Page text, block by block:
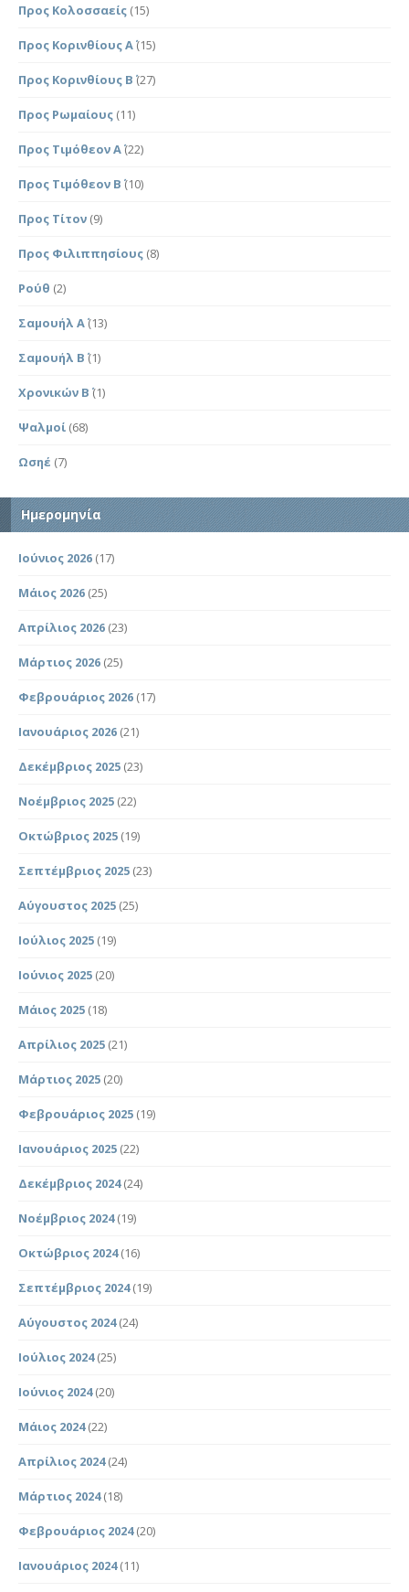
Προς Κολοσσαείς (15)
Προς Κορινθίους Α΄(15)
Προς Κορινθίους Β΄ (27)
Προς Ρωμαίους (11)
Προς Τιμόθεον Α΄(22)
Προς Τιμόθεον Β΄ (10)
Προς Τίτον (9)
Προς Φιλιππησίους (8)
Ρούθ (2)
Σαμουήλ Α΄(13)
Σαμουήλ Β΄ (1)
Χρονικών Β΄ (1)
Ψαλμοί (68)
Ωσηέ (7)
Ημερομηνία
Ιούνιος 2026 (17)
Μάιος 2026 (25)
Απρίλιος 2026 (23)
Μάρτιος 2026 (25)
Φεβρουάριος 2026 (17)
Ιανουάριος 2026 (21)
Δεκέμβριος 2025 (23)
Νοέμβριος 2025 (22)
Οκτώβριος 2025 (19)
Σεπτέμβριος 2025 (23)
Αύγουστος 2025 (25)
Ιούλιος 2025 (19)
Ιούνιος 2025 (20)
Μάιος 2025 (18)
Απρίλιος 2025 (21)
Μάρτιος 2025 (20)
Φεβρουάριος 2025 (19)
Ιανουάριος 2025 (22)
Δεκέμβριος 2024(24)
Νοέμβριος 2024(19)
Οκτώβριος 2024(16)
Σεπτέμβριος 2024(19)
Αύγουστος 2024(24)
Ιούλιος 2024(25)
Ιούνιος 2024(20)
Μάιος 2024(22)
Απρίλιος 2024(24)
Μάρτιος 2024(18)
Φεβρουάριος 2024(20)
Ιανουάριος 2024(11)